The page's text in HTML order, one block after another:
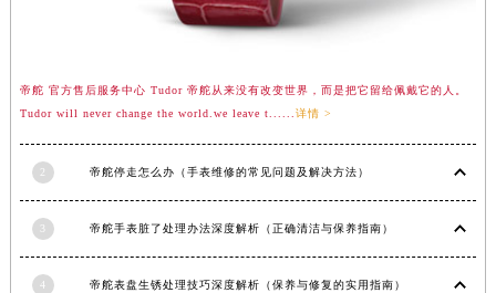
帝舵 官方售后服务中心 Tudor 帝舵从来没有改变世界，而是把它留给佩戴它的人。
Tudor will never change the world.we leave t......详情 >
2 帝舵停走怎么办（手表维修的常见问题及解决方法）
帝舵手表脏了处理办法深度解析（正确清洁与保养指南）
4 帝舵表盘生锈处理技巧深度解析（保养与修复的实用指南）
预约入口 关闭